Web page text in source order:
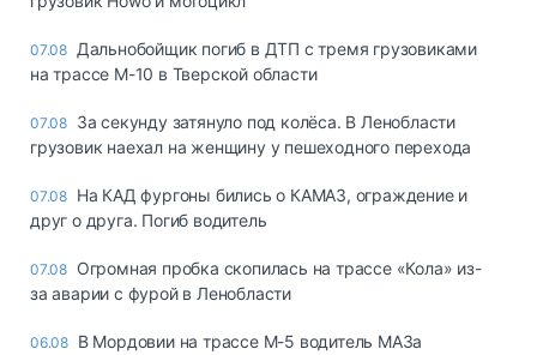
07.08 Дальнобойщик погиб в ДТП с тремя грузовиками
на трассе М-10 в Тверской области
07.08 За секунду затянуло под колёса. В Ленобласти
грузовик наехал на женщину у пешеходного перехода
07.08 На КАД фургоны бились о КАМАЗ, ограждение и
друг о друга. Погиб водитель
07.08 Огромная пробка скопилась на трассе «Кола» из-
за аварии с фурой в Ленобласти
06.08 В Мордовии на трассе М-5 водитель МАЗа